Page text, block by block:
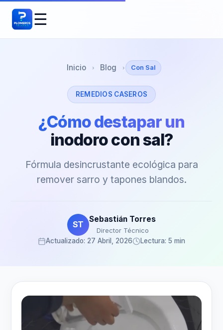
☰
Inicio › Blog › Con Sal
REMEDIOS CASEROS
¿Cómo destapar un
inodoro con sal?
Fórmula desincrustante ecológica para
remover sarro y tapones blandos.
ST
Sebastián Torres
Director Técnico
Actualizado: 27 Abril, 2026
Lectura: 5 min